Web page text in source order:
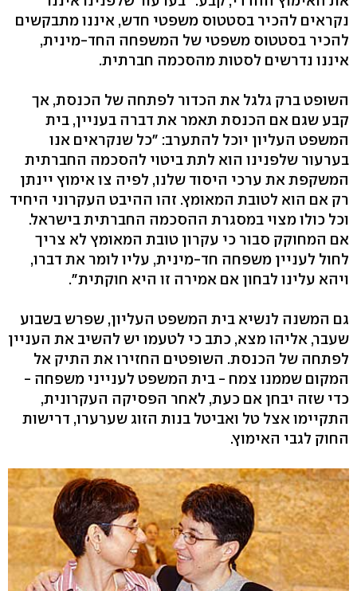
נקראים להכיר בסטטוס משפטי חדש, איננו מתבקשים
להכיר בסטטוס משפטי של המשפחה החד-מינית,
איננו נדרשים לסטות מהסכמה חברתית.
השופט ברק גלגל את הכדור לפתחה של הכנסת, אך
קבע שגם אם הכנסת תאמר את דברה בעניין, בית
המשפט העליון יוכל להתערב: "כל שנקראים אנו
בערעור שלפנינו הוא לתת ביטוי להסכמה החברתית
המשקפת את ערכי היסוד שלנו, לפיה צו אימוץ יינתן
רק אם הוא לטובת המאומץ. זהו ההיבט העקרוני היחיד
וכל כולו מצוי במסגרת ההסכמה החברתית בישראל.
אם המחוקק סבור כי עקרון טובת המאומץ לא צריך
לחול לעניין משפחה חד-מינית, עליו לומר את דברו,
ויהא עלינו לבחון אם אמירה זו היא חוקתית".
גם המשנה לנשיא בית המשפט העליון, שפרש בשבוע
שעבר, אליהו מצא, כתב כי לטעמו יש להשיב את העניין
לפתחה של הכנסת. השופטים החזירו את התיק אל
המקום שממנו צמח - בית המשפט לענייני משפחה -
כדי שזה יבחן אם כעת, לאחר הפסיקה העקרונית,
התקיימו אצל טל ואביטל בנות הזוג שערערו, דרישות
החוק לגבי האימוץ.